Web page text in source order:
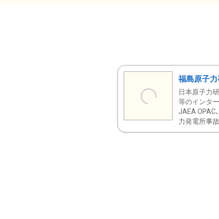
福島原子
日本原子力
等のインタ
JAEA OPAC
力発電所事